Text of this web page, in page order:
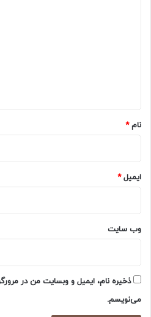
نام*
ایمیل*
وب‌ سایت
ذخیره نام، ایمیل و وبسایت من در
می‌نویسم.